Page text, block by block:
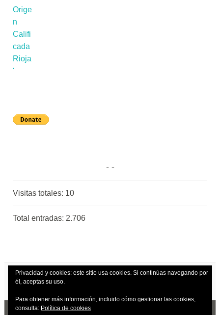
Visitas totales: 10
Total entradas:2.706
Privacidad y cookies: este sitio usa cookies. Si continúas navegando por
él, aceptas su uso.
Para obtener más información, incluido cómo gestionar las cookies,
consulta: Política de cookies